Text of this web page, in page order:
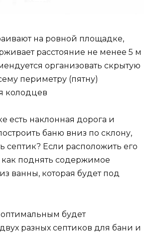
на ровной площадке,
расстояние не менее 5 м
организовать скрытую
периметру (пятну)
колодцев
есть наклонная дорога и
баню вниз по склону,
септик? Если расположить его
как поднять содержимое
ванны, которая будет под
оптимальным будет
разных септиков для бани и